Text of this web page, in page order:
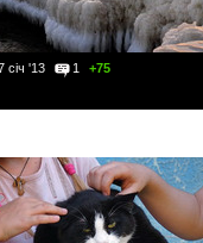
січ '13 1 +75